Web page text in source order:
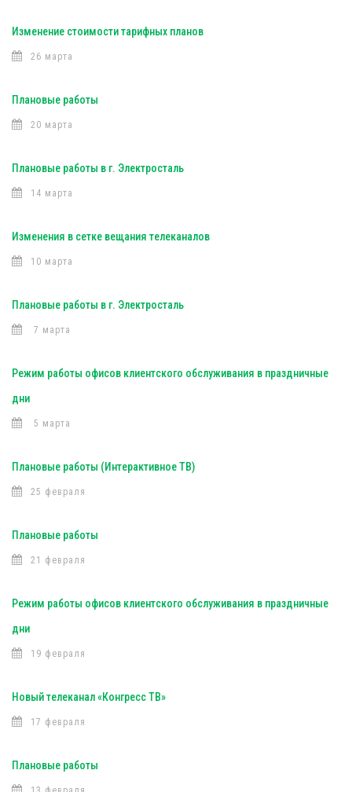
Изменение стоимости тарифных планов
26 марта
Плановые работы
20 марта
Плановые работы в г. Электросталь
14 марта
Изменения в сетке вещания телеканалов
10 марта
Плановые работы в г. Электросталь
7 марта
Режим работы офисов клиентского обслуживания в праздничные
дни
5 марта
Плановые работы (Интерактивное ТВ)
25 февраля
Плановые работы
21 февраля
Режим работы офисов клиентского обслуживания в праздничные
дни
19 февраля
Новый телеканал «Конгресс ТВ»
17 февраля
Плановые работы